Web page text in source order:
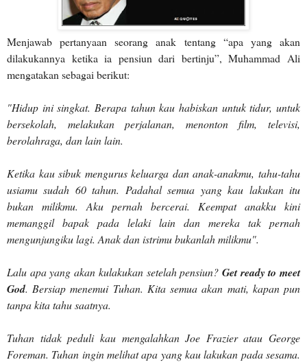
Menjawab pertanyaan seorang anak tentang “apa yang akan
dilakukannya ketika ia pensiun dari bertinju”, Muhammad Ali
mengatakan sebagai berikut:
"Hidup ini singkat. Berapa tahun kau habiskan untuk tidur, untuk
bersekolah, melakukan perjalanan, menonton film, televisi,
berolahraga, dan lain lain.
Ketika kau sibuk mengurus keluarga dan anak-anakmu, tahu-tahu
usiamu sudah 60 tahun. Padahal semua yang kau lakukan itu
bukan milikmu. Aku pernah bercerai. Keempat anakku kini
memanggil bapak pada lelaki lain dan mereka tak pernah
mengunjungiku lagi. Anak dan istrimu bukanlah milikmu".
Lalu apa yang akan kulakukan setelah pensiun? Get ready to meet
God. Bersiap menemui Tuhan. Kita semua akan mati, kapan pun
tanpa kita tahu saatnya.
Tuhan tidak peduli kau mengalahkan Joe Frazier atau George
Foreman. Tuhan ingin melihat apa yang kau lakukan pada sesama.